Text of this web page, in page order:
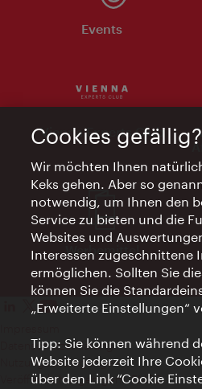
Events
Vienna Experts Club
Werbemittel
Datenschutzerklärung
Nutzungsbedingungen
Veröffentlichungen gem. EMFG
Cookies gefällig?
Wir möchten Ihnen
Keks gehen. Aber so
notwendig, um Ihnen den
Service zu bieten und die
Websites und
Interessen zugeschnittene
ermöglichen. Sollten Sie
können Sie die
„Erweiterte Einstellungen“
Tipp: Sie können während
Website jederzeit Ihre
über den Link “Cookie